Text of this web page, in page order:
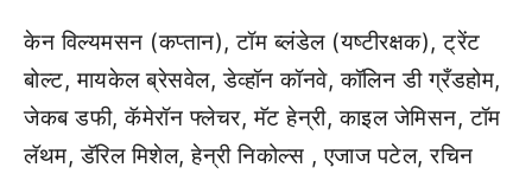
केन विल्यमसन (कप्तान), टॉम ब्लंडेल (यष्टीरक्षक), ट्रेंट
बोल्ट, मायकेल ब्रेसवेल, डेव्हॉन कॉनवे, कॉलिन डी ग्रँडहोम,
जेकब डफी, कॅमेरॉन फ्लेचर, मॅट हेन्री, काइल जेमिसन, टॉम
लॅथम, डॅरिल मिशेल, हेन्री निकोल्स , एजाज पटेल, रचिन